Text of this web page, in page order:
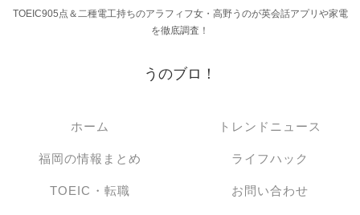
TOEIC905点＆二種電工持ちのアラフィフ女・高野うのが英会話アプリや家電
を徹底調査！
うのブロ！
ホーム トレンドニュース
福岡の情報まとめ ライフハック
TOEIC・転職 お問い合わせ